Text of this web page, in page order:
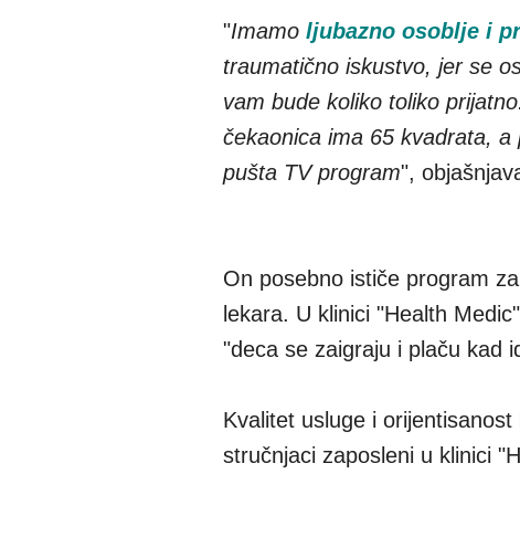
"Imamo ljubazno osoblje i
traumatično iskustvo, jer se
vam bude koliko toliko
čekaonica ima 65 kvadrata,
pušta TV program",
On posebno ističe program
lekara. U klinici "Health
"deca se zaigraju i plaču kad
Kvalitet usluge i
stručnjaci zaposleni u klinici